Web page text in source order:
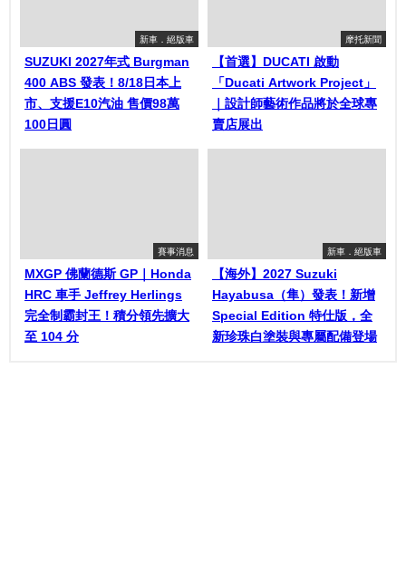
新車．絕版車
SUZUKI 2027年式 Burgman
400 ABS 發表！8/18日本上
市、支援E10汽油 售價98萬
100日圓
摩托新聞
【首選】DUCATI 啟動
「Ducati Artwork Project」
｜設計師藝術作品將於全球專
賣店展出
賽事消息
MXGP 佛蘭德斯 GP｜Honda
HRC 車手 Jeffrey Herlings
完全制霸封王！積分領先擴大
至 104 分
新車．絕版車
【海外】2027 Suzuki
Hayabusa（隼）發表！新增
Special Edition 特仕版，全
新珍珠白塗裝與專屬配備登場